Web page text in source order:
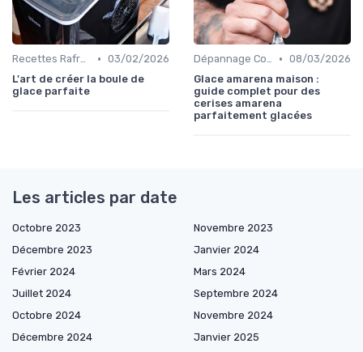
Recettes Rafraîchissantes • 03/02/2026
L'art de créer la boule de
glace parfaite
Dépannage Courant • 08/03/2026
Glace amarena maison :
guide complet pour des
cerises amarena
parfaitement glacées
Les articles par date
Octobre 2023
Novembre 2023
Décembre 2023
Janvier 2024
Février 2024
Mars 2024
Juillet 2024
Septembre 2024
Octobre 2024
Novembre 2024
Décembre 2024
Janvier 2025